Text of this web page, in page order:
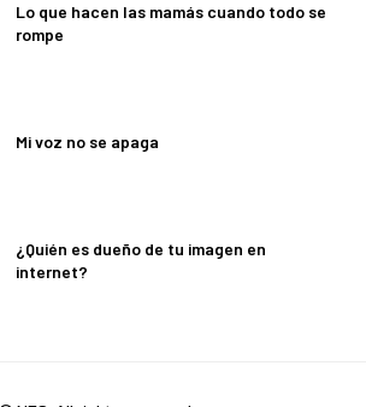
Lo que hacen las mamás cuando todo se
rompe
Mi voz no se apaga
¿Quién es dueño de tu imagen en
internet?